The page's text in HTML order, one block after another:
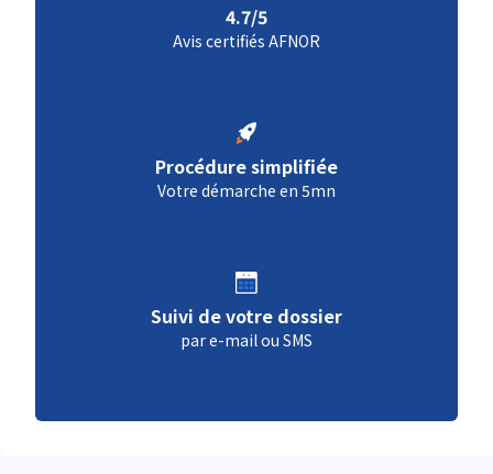
4.7/5
Avis certifiés AFNOR
Procédure simplifiée
Votre démarche en 5mn
Suivi de votre dossier
par e-mail ou SMS